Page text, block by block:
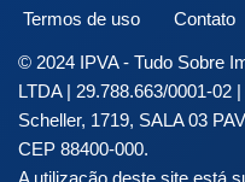
Termos de uso
Contato
© 2024 IPVA - Tudo Sobre
LTDA | 29.788.663/0001-02
Scheller, 1719, SALA 03
CEP 88400-000.
A utilização deste site está